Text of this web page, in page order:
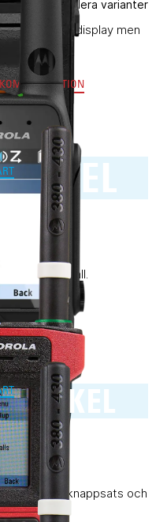
Flera varianter
eller display men
i alla fall.
RAKEL
komplett knappsats och